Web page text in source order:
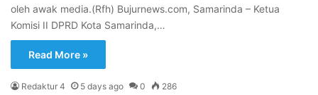
oleh awak media.(Rfh) Bujurnews.com, Samarinda – Ketua
Komisi II DPRD Kota Samarinda,…
Read More »
Redaktur 4 5 days ago 0 286